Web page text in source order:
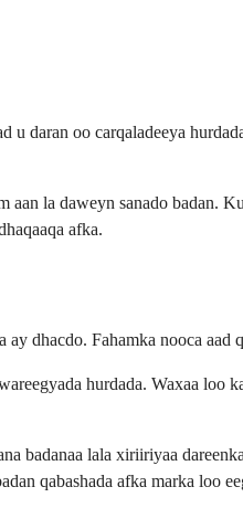
daran oo carqaladeeya
la daweyn sanado badan.
afka.
dhacdo. Fahamka nooca
hurdada. Waxaa loo
badanaa lala xiriiriyaa
qabashada afka marka loo